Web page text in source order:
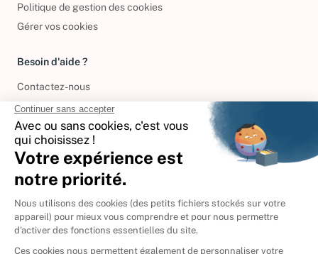
Politique de gestion des cookies
Gérer vos cookies
Besoin d'aide ?
Contactez-nous
International
🇪🇸Espagne
🇮🇹Italie
Donner vos livres